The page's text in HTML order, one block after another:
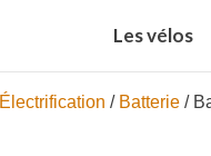
Les vélos
Électrification / Batterie/